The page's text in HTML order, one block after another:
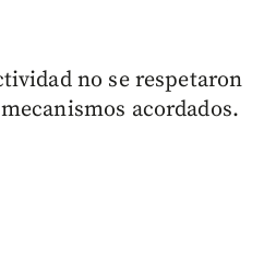
no se respetaron
acordados.